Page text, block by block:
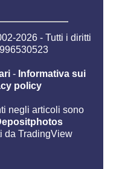
2026 - Tutti i diritti
- Informativa sui
policy
negli articoli sono
da TradingView